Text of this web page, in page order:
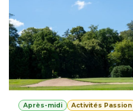
Après-midi Activités Passion